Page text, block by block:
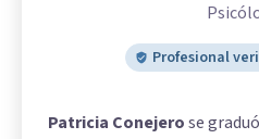
Profesional
Patricia Conejerose